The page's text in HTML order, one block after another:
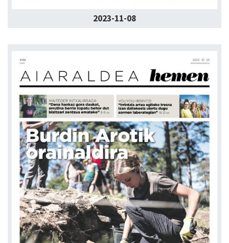
2023-11-08